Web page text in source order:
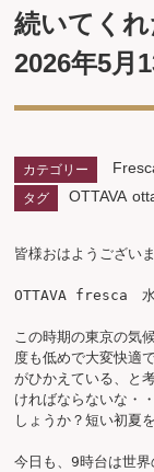
続いてく
2026年5月
カテゴリー
タグ OTTAVA
皆様おはようございま
OTTAVA fresca　水
この時期の東京の気
度も低めで大変快適
がひかえている、と
ければならないな・
しょうか？短い初夏
今日も、9時台は世